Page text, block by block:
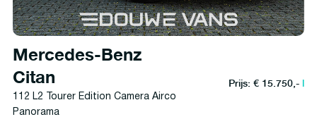
Mercedes-Benz
Citan
112 L2 Tourer Edition Camera Airco
Panorama
Prijs: € 15.750,-l